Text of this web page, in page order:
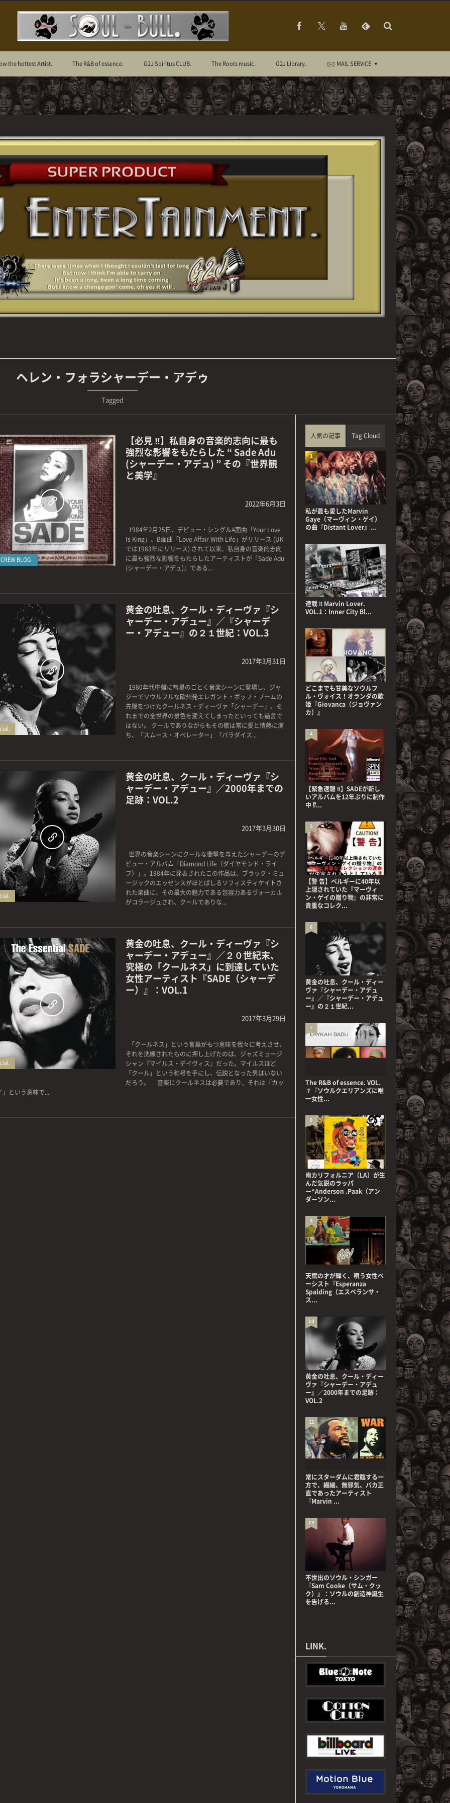
the hottest Artist. The R&B of essence. G2J Spiritus CLUB. The Roots music. G2J Library. MAIL SERVICE
ヘレン・フォラシャーデー・アデゥ
Tagged
BLOG.
0
【必見 ‼】私自身の音楽的志向に最も
強烈な影響をもたらした “ Sade Adu
(シャーデー・アデュ) ” その『世界観
と美学』
2022年6月3日
1984年2月25日、デビュー・シングルA面曲「Your Love
Is King」、B面曲「Love Affair With Life」がリリース (UK
では1983年にリリース) されて以来、私自身の音楽的志向
に最も強烈な影響をもたらしたアーティストが『Sade Adu
(シャーデー・アデュ)』である...
0
黄金の吐息、クール・ディーヴァ『シ
ャーデー・アデュー』／『シャーデ
ー・アデュー』の２１世紀：VOL.3
2017年3月31日
1980年代中盤に彗星のごとく音楽シーンに登場し、ジャ
ジーでソウルフルな欧州発エレガント・ポップ・ブームの
先鞭をつけたクールネス・ディーヴァ「シャーデー」。そ
れまでの全世界の景色を変えてしまったといっても過言で
はない。 クールでありながらもその歌は常に愛と情熱に満
ち、「スムース・オペレーター」「パラダイス...
黄金の吐息、クール・ディーヴァ『シ
ャーデー・アデュー』／2000年までの
足跡：VOL.2
2017年3月30日
世界の音楽シーンにクールな衝撃を与えたシャーデーのデ
ビュー・アルバム「Diamond Life（ダイヤモンド・ライ
フ）」。1984年に発表されたこの作品は、ブラック・ミュ
ージックのエッセンスがほとばしるソフィスティケイトさ
れた楽曲に、その最大の魅力である包容力あるヴォーカル
がコラージュされ、クールでありな...
0
黄金の吐息、クール・ディーヴァ『シ
ャーデー・アデュー』／２０世紀末、
究極の「クールネス」に到達していた
女性アーティスト『SADE（シャーデ
ー）』：VOL.1
2017年3月29日
「クールネス」という言葉がもつ意味を我々に考えさせ、
それを洗練されたものに押し上げたのは、ジャズミュージ
シャン『マイルス・デイヴィス』だった。マイルスほど
「クール」という称号を手にし、伝説となった男はいない
だろう。 音楽にクールネスは必要であり、それは「カッ
」という意味で...
人気の記事 Tag Cloud
私が最も愛したMarvin
Gaye（マーヴィン・ゲイ）
の曲『Distant Lover』...
1
連載 ‼ Marvin Lover.
VOL.1：Inner City Bl...
2
どこまでも甘美なソウルフ
ル・ヴォイス！オランダの歌
姫『Giovanca（ジョヴァン
カ）』
3
【緊急速報 ‼】SADEが新し
いアルバムを12年ぶりに制作
中 ⁉...
4
【警 告】ベルギーに40年以
上隠されていた『マーヴィ
ン・ゲイの贈り物』の非常に
貴重なコレク...
5
黄金の吐息、クール・ディー
ヴァ『シャーデー・アデュ
ー』／『シャーデー・アデュ
ー』の２１世紀...
6
The R&B of essence. VOL.
７『ソウルクエリアンズに唯
一女性...
7
南カリフォルニア（LA）が生
んだ気鋭のラッパ
ー“Anderson .Paak（アン
ダーソン...
8
天賦の才が輝く、唄う女性ベ
ーシスト『Esperanza
Spalding（エスペランサ・
ス...
9
黄金の吐息、クール・ディー
ヴァ『シャーデー・アデュ
ー』／2000年までの足跡：
VOL.2
10
常にスターダムに君臨する一
方で、繊細、無邪気、バカ正
直であったアーティスト
『Marvin ...
11
不世出のソウル・シンガー
『Sam Cooke（サム・クッ
ク）』：ソウルの創造神誕生
を告げる...
12
LINK.